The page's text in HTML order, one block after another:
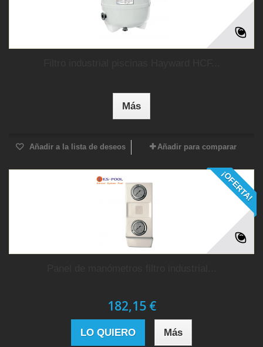
Más
Añadir a la lista de deseos Añadir para comparar
¡OFERTA!
182,15 €
LO QUIERO Más